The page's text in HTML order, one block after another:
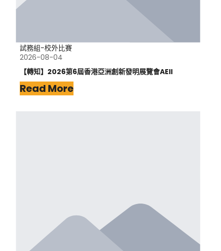
試務組-校外比賽
2026-08-04
【轉知】2026第6屆香港亞洲創新發明展覽會AEII
Read More